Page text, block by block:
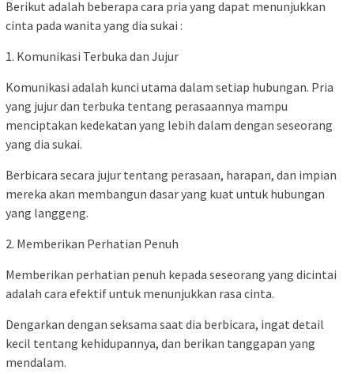
Berikut adalah beberapa cara pria yang dapat menunjukkan
cinta pada wanita yang dia sukai :
1. Komunikasi Terbuka dan Jujur
Komunikasi adalah kunci utama dalam setiap hubungan. Pria
yang jujur dan terbuka tentang perasaannya mampu
menciptakan kedekatan yang lebih dalam dengan seseorang
yang dia sukai.
Berbicara secara jujur tentang perasaan, harapan, dan impian
mereka akan membangun dasar yang kuat untuk hubungan
yang langgeng.
2. Memberikan Perhatian Penuh
Memberikan perhatian penuh kepada seseorang yang dicintai
adalah cara efektif untuk menunjukkan rasa cinta.
Dengarkan dengan seksama saat dia berbicara, ingat detail
kecil tentang kehidupannya, dan berikan tanggapan yang
mendalam.